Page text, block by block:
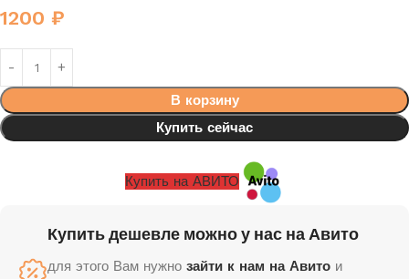
1200 ₽
В корзину
Купить сейчас
Купить на АВИТО
Купить дешевле можно у нас на Авито
для этого Вам нужно зайти к нам на Авито и